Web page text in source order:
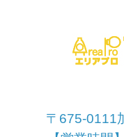
〒675-0111